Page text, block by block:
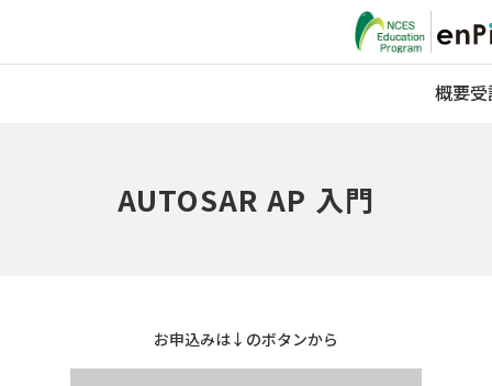
概要
AUTOSAR AP 入門
お申込みは↓のボタンから